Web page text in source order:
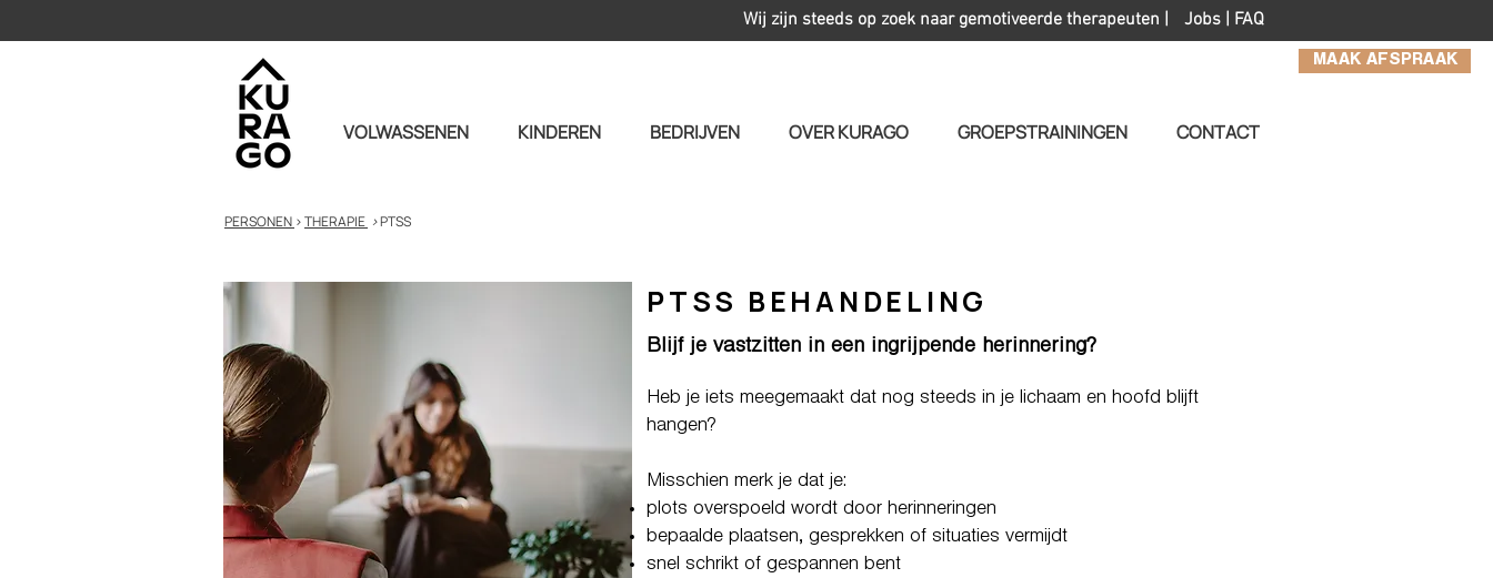
MAAK AFSPRAAK
Jobs | FAQ
Wij zijn steeds op zoek naar gemotiveerde therapeuten |
VOLWASSENEN KINDEREN BEDRIJVEN OVER KURAGO GROEPSTRAININGEN CONTACT
PERSONEN >THERAPIE >PTSS
PTSS BEHANDELING
Blijf je vastzitten in een ingrijpende herinnering?
Heb je iets meegemaakt dat nog steeds in je lichaam en hoofd blijft
hangen?
Misschien merk je dat je:
plots overspoeld wordt door herinneringen
bepaalde plaatsen, gesprekken of situaties vermijdt
snel schrikt of gespannen bent